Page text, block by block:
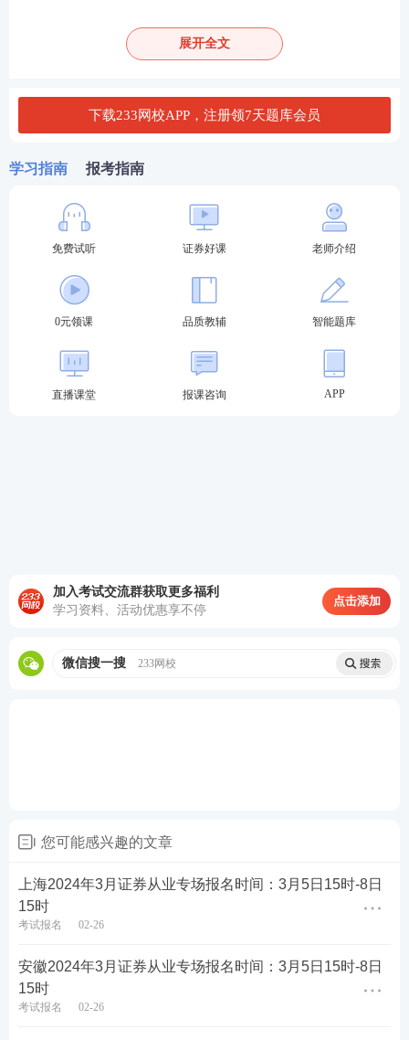
按照《监督管理办法》第八条、第五十六条规定以及
般业务水平评价测试达到基本要求且在有效期内的人
员，可报名参加高级管理人员水平评价测试。
浙江证券从业水平测试报考流程：
第一步：登录中国证券业协会-从业人员-水平评价测
试平台-水平评价测试报名-选择对应报名入口进入。
2024年证券考试报名入口
第二步：输入-用户名-密码-验证码登录。（新用户先
注册账号）
第三步：阅读承诺书，勾选“我已阅读并承诺”，进行
第四步：填写报名信息，确保信息真实有效，保存进
入下一步。
展开全文
下载233网校APP，注册领7天题库会员
学习指南 报考指南
免费试听 证券好课 老师介绍
0元领课 品质教辅 智能题库
直播课堂 报课咨询 APP
加入考试交流群获取更多福利
学习资料、活动优惠享不停
点击添加
微信搜一搜 233网校
您可能感兴趣的文章
上海2024年3月证券从业专场报名时间：3月5日15时-8日
15时
考试报名 02-26
安徽2024年3月证券从业专场报名时间：3月5日15时-8日
15时
考试报名 02-26